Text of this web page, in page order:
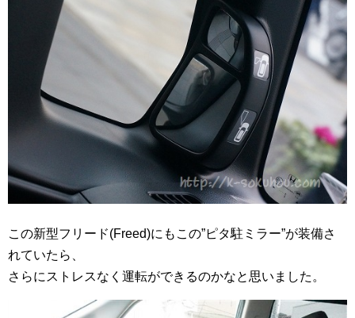
この新型フリード(Freed)にもこの”ピタ駐ミラー”が装備さ
れていたら、
さらにストレスなく運転ができるのかなと思いました。